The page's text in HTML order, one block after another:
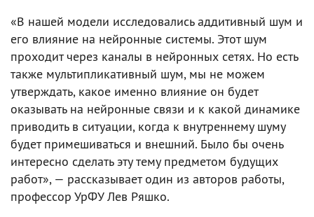
«В нашей модели исследовались аддитивный шум и
его влияние на нейронные системы. Этот шум
проходит через каналы в нейронных сетях. Но есть
также мультипликативный шум, мы не можем
утверждать, какое именно влияние он будет
оказывать на нейронные связи и к какой динамике
приводить в ситуации, когда к внутреннему шуму
будет примешиваться и внешний. Было бы очень
интересно сделать эту тему предметом будущих
работ», — рассказывает один из авторов работы,
профессор УрФУ Лев Ряшко.